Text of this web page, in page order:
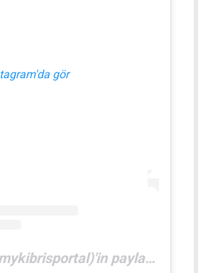
gör
MYKibris (@mykibrisportal)'in paylaştığı bir gönderi